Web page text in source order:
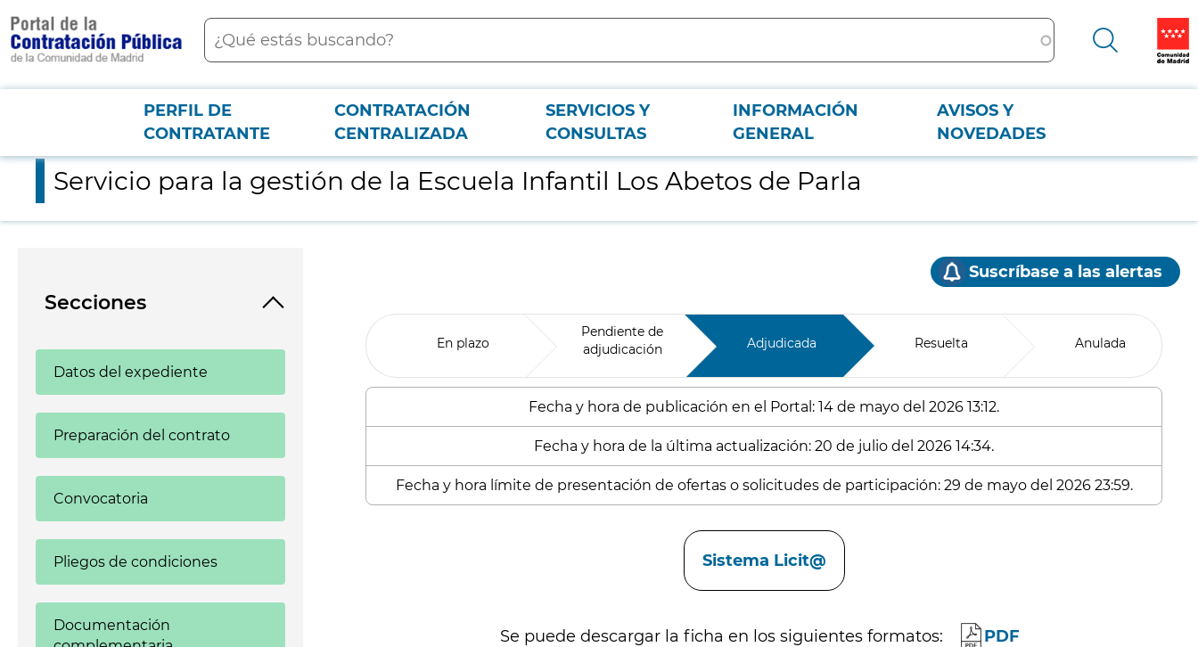
contenido
principal
Buscar
Menú PCON
PERFIL DE
CONTRATANTE
CONTRATACIÓN
CENTRALIZADA
SERVICIOS Y
CONSULTAS
INFORMACIÓN
GENERAL
AVISOS Y
NOVEDADES
Servicio para la gestión de la Escuela Infantil Los Abetos de Parla
Servicio para la gestión de la Escuela Infantil Los Abetos de Parla
Secciones
Datos del expediente
Preparación del contrato
Convocatoria
Pliegos de condiciones
Documentación
Suscríbase a las alertas
En plazo
Pendiente de
adjudicación
Adjudicada Resuelta Anulada
Fecha y hora de publicación en el Portal: 14 de mayo del 2026 13:12.
Fecha y hora de la última actualización: 20 de julio del 2026 14:34.
Fecha y hora límite de presentación de ofertas o solicitudes de participación: 29 de mayo del 2026 23:59.
Sistema Licit@
Se puede descargar la ficha en los siguientes formatos: PDF